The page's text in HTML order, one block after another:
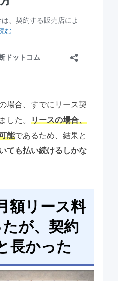
場合、すでにリース契
した。 リースの場合、
能であるため、結果と
ても払い続けるしかな
額リース料
が、契約
長かった